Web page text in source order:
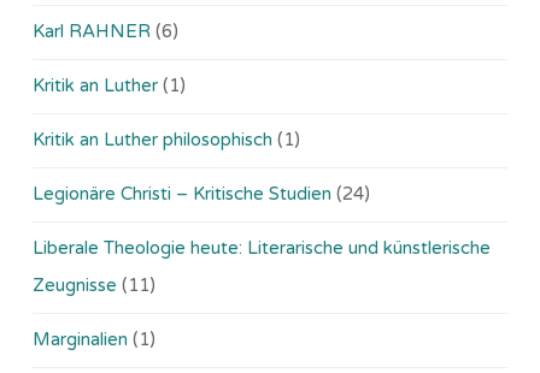
Karl RAHNER (6)
Kritik an Luther (1)
Kritik an Luther philosophisch (1)
Legionäre Christi – Kritische Studien (24)
Liberale Theologie heute: Literarische und künstlerische
Zeugnisse (11)
Marginalien (1)